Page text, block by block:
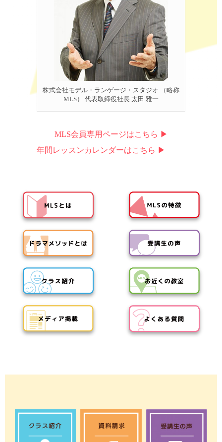
株式会社モデル・ランゲージ・スタジオ （略称
MLS） 代表取締役社長 太田 雅一
MLS会員専用ページはこちら ▶︎
年間レッスンカレンダーはこちら ▶︎